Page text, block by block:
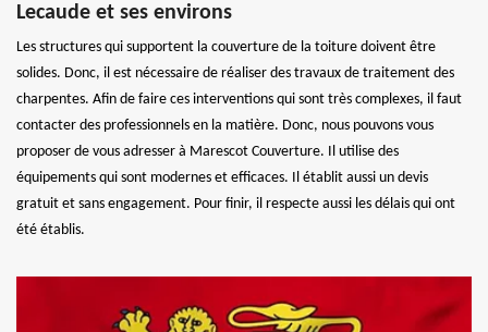
Lecaude et ses environs
Les structures qui supportent la couverture de la toiture doivent être
solides. Donc, il est nécessaire de réaliser des travaux de traitement des
charpentes. Afin de faire ces interventions qui sont très complexes, il faut
contacter des professionnels en la matière. Donc, nous pouvons vous
proposer de vous adresser à Marescot Couverture. Il utilise des
équipements qui sont modernes et efficaces. Il établit aussi un devis
gratuit et sans engagement. Pour finir, il respecte aussi les délais qui ont
été établis.